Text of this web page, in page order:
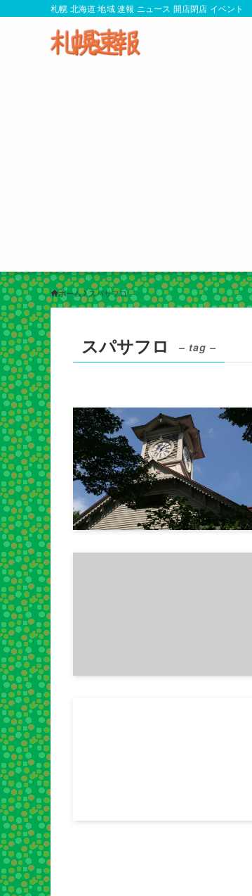
札幌 北海道 地域 速報 ニュース 開店閉店 イベント
ホーム スパサフロ
スパサフロ – tag –